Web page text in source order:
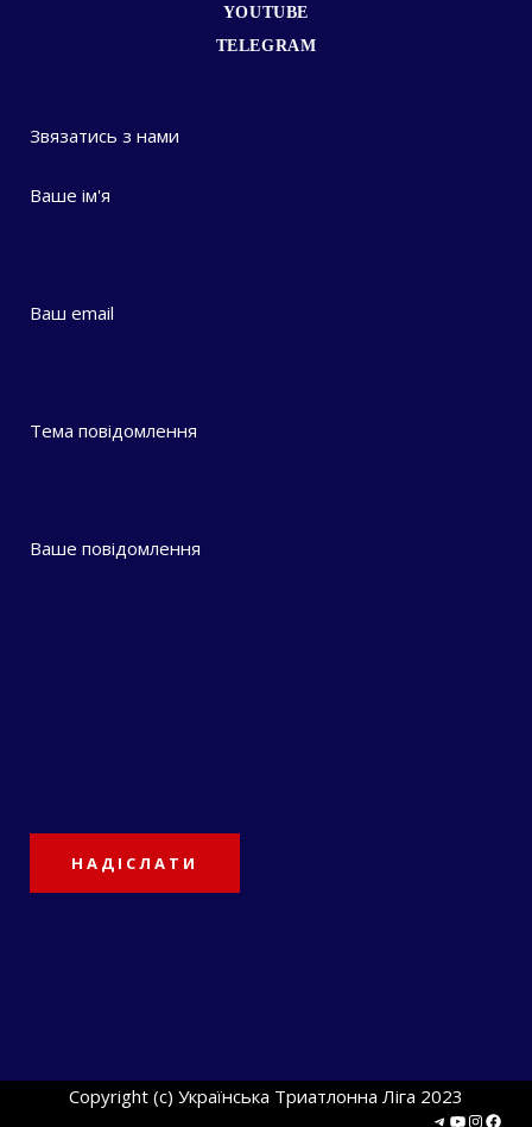
YOUTUBE
TELEGRAM
Звязатись з нами
Ваше ім'я
Ваш email
Тема повідомлення
Ваше повідомлення
Copyright (c) Українська Триатлонна Ліга 2023